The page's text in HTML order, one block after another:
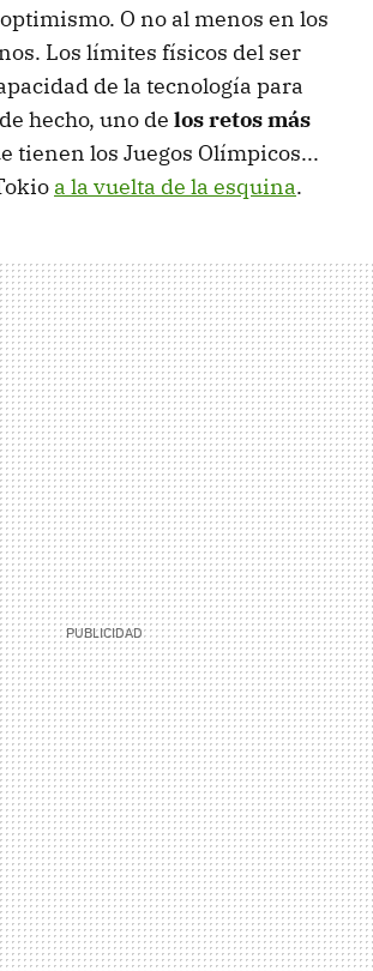
O no al menos en los
Los límites físicos del ser
de la tecnología para
hecho, uno de los retos más
tienen los Juegos Olímpicos...
a la vuelta de la esquina.